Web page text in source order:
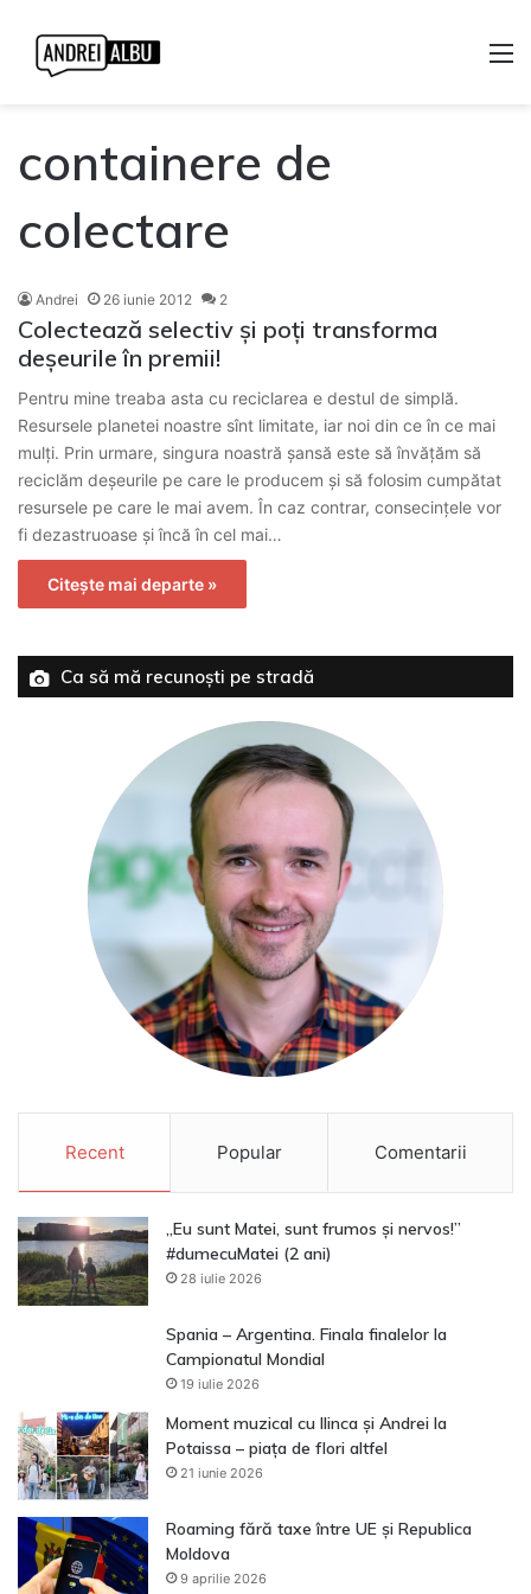
containere de
colectare
Andrei 26 iunie 2012 2
Colectează selectiv și poți transforma
deșeurile în premii!
Pentru mine treaba asta cu reciclarea e destul de simplă.
Resursele planetei noastre sînt limitate, iar noi din ce în ce mai
mulți. Prin urmare, singura noastră șansă este să învățăm să
reciclăm deșeurile pe care le producem și să folosim cumpătat
resursele pe care le mai avem. În caz contrar, consecințele vor
fi dezastruoase și încă în cel mai…
Citește mai departe »
Ca să mă recunoști pe stradă
Recent Popular Comentarii
„Eu sunt Matei, sunt frumos și nervos!”
#dumecuMatei (2 ani)
28 iulie 2026
Spania – Argentina. Finala finalelor la
Campionatul Mondial
19 iulie 2026
Moment muzical cu Ilinca și Andrei la
Potaissa – piața de flori altfel
21 iunie 2026
Roaming fără taxe între UE și Republica
Moldova
9 aprilie 2026